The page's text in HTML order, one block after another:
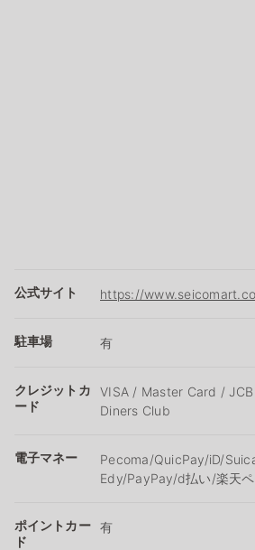
公式サイト https://
駐車場 有
クレジットカ
ード
VISA / Master Card /
Diners Club
電子マネー
Pecoma/QuicPay/iD/
Edy/PayPay/d払い/楽天
ポイントカー
ド
有